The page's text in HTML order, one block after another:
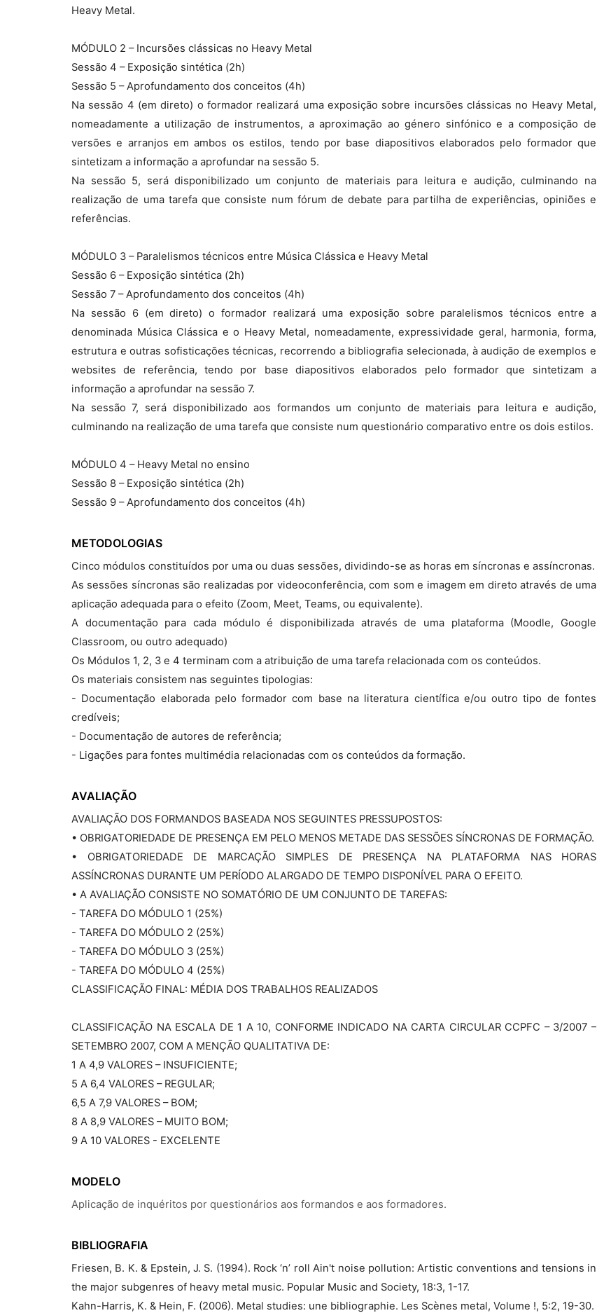
Heavy Metal.
MÓDULO 2 – Incursões clássicas no Heavy Metal
Sessão 4 – Exposição sintética (2h)
Sessão 5 – Aprofundamento dos conceitos (4h)
Na sessão 4 (em direto) o formador realizará uma exposição sobre incursões clássicas no Heavy Metal,
nomeadamente a utilização de instrumentos, a aproximação ao género sinfónico e a composição de
versões e arranjos em ambos os estilos, tendo por base diapositivos elaborados pelo formador que
sintetizam a informação a aprofundar na sessão 5.
Na sessão 5, será disponibilizado um conjunto de materiais para leitura e audição, culminando na
realização de uma tarefa que consiste num fórum de debate para partilha de experiências, opiniões e
referências.
MÓDULO 3 – Paralelismos técnicos entre Música Clássica e Heavy Metal
Sessão 6 – Exposição sintética (2h)
Sessão 7 – Aprofundamento dos conceitos (4h)
Na sessão 6 (em direto) o formador realizará uma exposição sobre paralelismos técnicos entre a
denominada Música Clássica e o Heavy Metal, nomeadamente, expressividade geral, harmonia, forma,
estrutura e outras sofisticações técnicas, recorrendo a bibliografia selecionada, à audição de exemplos e
websites de referência, tendo por base diapositivos elaborados pelo formador que sintetizam a
informação a aprofundar na sessão 7.
Na sessão 7, será disponibilizado aos formandos um conjunto de materiais para leitura e audição,
culminando na realização de uma tarefa que consiste num questionário comparativo entre os dois estilos.
MÓDULO 4 – Heavy Metal no ensino
Sessão 8 – Exposição sintética (2h)
Sessão 9 – Aprofundamento dos conceitos (4h)
METODOLOGIAS
Cinco módulos constituídos por uma ou duas sessões, dividindo-se as horas em síncronas e assíncronas.
As sessões síncronas são realizadas por videoconferência, com som e imagem em direto através de uma
aplicação adequada para o efeito (Zoom, Meet, Teams, ou equivalente).
A documentação para cada módulo é disponibilizada através de uma plataforma (Moodle, Google
Classroom, ou outro adequado)
Os Módulos 1, 2, 3 e 4 terminam com a atribuição de uma tarefa relacionada com os conteúdos.
Os materiais consistem nas seguintes tipologias:
- Documentação elaborada pelo formador com base na literatura científica e/ou outro tipo de fontes
credíveis;
- Documentação de autores de referência;
- Ligações para fontes multimédia relacionadas com os conteúdos da formação.
AVALIAÇÃO
AVALIAÇÃO DOS FORMANDOS BASEADA NOS SEGUINTES PRESSUPOSTOS:
• OBRIGATORIEDADE DE PRESENÇA EM PELO MENOS METADE DAS SESSÕES SÍNCRONAS DE FORMAÇÃO.
• OBRIGATORIEDADE DE MARCAÇÃO SIMPLES DE PRESENÇA NA PLATAFORMA NAS HORAS
ASSÍNCRONAS DURANTE UM PERÍODO ALARGADO DE TEMPO DISPONÍVEL PARA O EFEITO.
• A AVALIAÇÃO CONSISTE NO SOMATÓRIO DE UM CONJUNTO DE TAREFAS:
- TAREFA DO MÓDULO 1 (25%)
- TAREFA DO MÓDULO 2 (25%)
- TAREFA DO MÓDULO 3 (25%)
- TAREFA DO MÓDULO 4 (25%)
CLASSIFICAÇÃO FINAL: MÉDIA DOS TRABALHOS REALIZADOS
CLASSIFICAÇÃO NA ESCALA DE 1 A 10, CONFORME INDICADO NA CARTA CIRCULAR CCPFC – 3/2007 –
SETEMBRO 2007, COM A MENÇÃO QUALITATIVA DE:
1 A 4,9 VALORES – INSUFICIENTE;
5 A 6,4 VALORES – REGULAR;
6,5 A 7,9 VALORES – BOM;
8 A 8,9 VALORES – MUITO BOM;
9 A 10 VALORES - EXCELENTE
MODELO
Aplicação de inquéritos por questionários aos formandos e aos formadores.
BIBLIOGRAFIA
Friesen, B. K. & Epstein, J. S. (1994). Rock ‘n’ roll Ain't noise pollution: Artistic conventions and tensions in
the major subgenres of heavy metal music. Popular Music and Society, 18:3, 1-17.
Kahn-Harris, K. & Hein, F. (2006). Metal studies: une bibliographie. Les Scènes metal, Volume !, 5:2, 19-30.